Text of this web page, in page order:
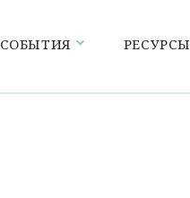
СОБЫТИЯ РЕСУРСЫ